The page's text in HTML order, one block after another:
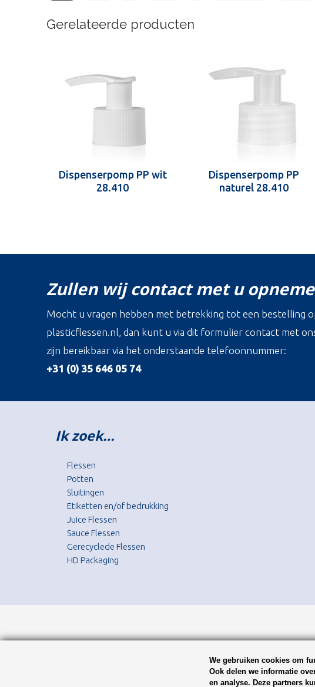
Gerelateerde producten
Dispenserpomp PP wit
28.410
Dispenserpomp PP
naturel 28.410
Zullen wij contact met u
Mocht u vragen hebben met betrekking tot een bestelling
plasticflessen.nl, dan kunt u via dit formulier contact met
zijn bereikbaar via het onderstaande telefoonnummer:
+31 (0) 35 646 05 74
Ik zoek…
Flessen
Potten
Sluitingen
Etiketten en/of bedrukking
Juice Flessen
Sauce Flessen
Gerecyclede Flessen
HD Packaging
We gebruiken cookies om
Ook delen we informatie
en analyse. Deze partners